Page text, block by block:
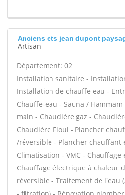
Anciens ets jean dupont
Artisan
Département: 02
Installation sanitaire -
Installation de chauffe eau -
Chauffe-eau - Sauna /
main - Chaudière gaz -
Chaudière Fioul - Plancher
/réversible - Plancher chauffant
Climatisation - VMC -
Chauffage électrique à chaleur
réversible - Traitement de l'eau